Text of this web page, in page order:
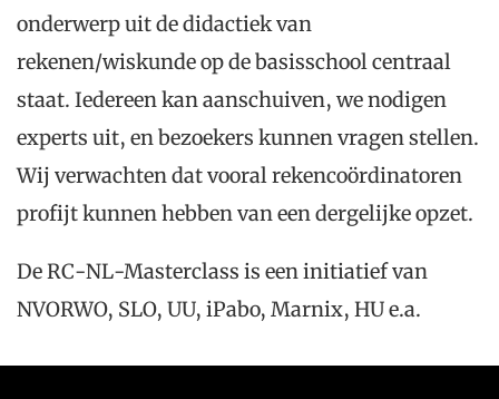
onderwerp uit de didactiek van
rekenen/wiskunde op de basisschool centraal
staat. Iedereen kan aanschuiven, we nodigen
experts uit, en bezoekers kunnen vragen stellen.
Wij verwachten dat vooral rekencoördinatoren
profijt kunnen hebben van een dergelijke opzet.
De RC-NL-Masterclass is een initiatief van
NVORWO, SLO, UU, iPabo, Marnix, HU e.a.